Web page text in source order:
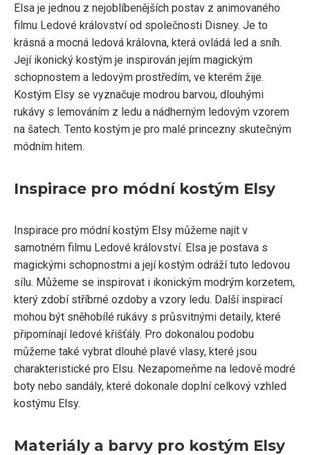
Elsa je jednou z nejoblíbenějších postav z animovaného
filmu Ledové království od společnosti Disney. Je to
krásná a mocná ledová královna, která ovládá led a sníh.
Její ikonický kostým je inspirován jejím magickým
schopnostem a ledovým prostředím, ve kterém žije.
Kostým Elsy se vyznačuje modrou barvou, dlouhými
rukávy s lemováním z ledu a nádherným ledovým vzorem
na šatech. Tento kostým je pro malé princezny skutečným
módním hitem.
Inspirace pro módní kostým Elsy
Inspirace pro módní kostým Elsy můžeme najít v
samotném filmu Ledové království. Elsa je postava s
magickými schopnostmi a její kostým odráží tuto ledovou
sílu. Můžeme se inspirovat i ikonickým modrým korzetem,
který zdobí stříbrné ozdoby a vzory ledu. Další inspirací
mohou být sněhobílé rukávy s průsvitnými detaily, které
připomínají ledové křišťály. Pro dokonalou podobu
můžeme také vybrat dlouhé plavé vlasy, které jsou
charakteristické pro Elsu. Nezapomeňme na ledově modré
boty nebo sandály, které dokonale doplní celkový vzhled
kostýmu Elsy.
Materiály a barvy pro kostým Elsy